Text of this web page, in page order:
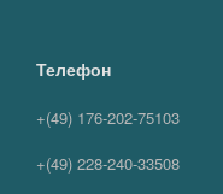
Телефон
+(49) 176-202-75103
+(49) 228-240-33508